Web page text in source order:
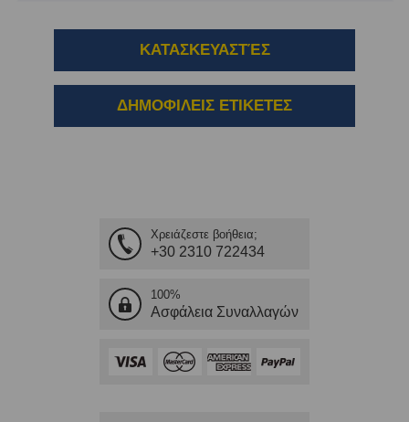
ΚΑΤΑΣΚΕΥΑΣΤΈΣ
ΔΗΜΟΦΙΛΕΙΣ ΕΤΙΚΕΤΕΣ
Χρειάζεστε βοήθεια;
+30 2310 722434
100%
Ασφάλεια Συναλλαγών